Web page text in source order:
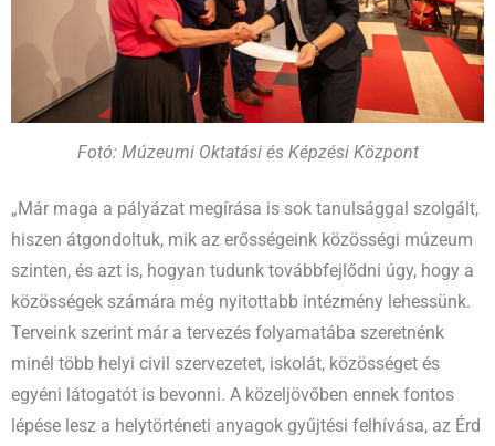
Fotó: Múzeumi Oktatási és Képzési Központ
„Már maga a pályázat megírása is sok tanulsággal szolgált,
hiszen átgondoltuk, mik az erősségeink közösségi múzeum
szinten, és azt is, hogyan tudunk továbbfejlődni úgy, hogy a
közösségek számára még nyitottabb intézmény lehessünk.
Terveink szerint már a tervezés folyamatába szeretnénk
minél több helyi civil szervezetet, iskolát, közösséget és
egyéni látogatót is bevonni. A közeljövőben ennek fontos
lépése lesz a helytörténeti anyagok gyűjtési felhívása, az Érd